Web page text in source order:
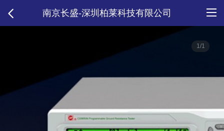
南京长盛-深圳柏莱科技有限公司
1/1